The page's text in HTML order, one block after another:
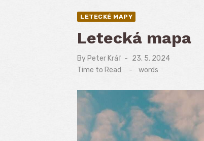
LETECKÉ MAPY
Letecká mapa
By Peter Kráľ
Posted
on
23. 5. 2024
Time to Read:
- words